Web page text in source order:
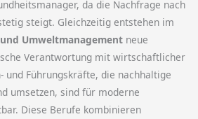
da die Nachfrage nach
steigt. Gleichzeitig entstehen im
Umweltmanagement neue
Verantwortung mit wirtschaftlicher
und Führungskräfte, die nachhaltige
umsetzen, sind für moderne
Diese Berufe kombinieren